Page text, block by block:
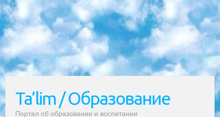
Ta’lim / Образование
Портал об образовании и воспитании